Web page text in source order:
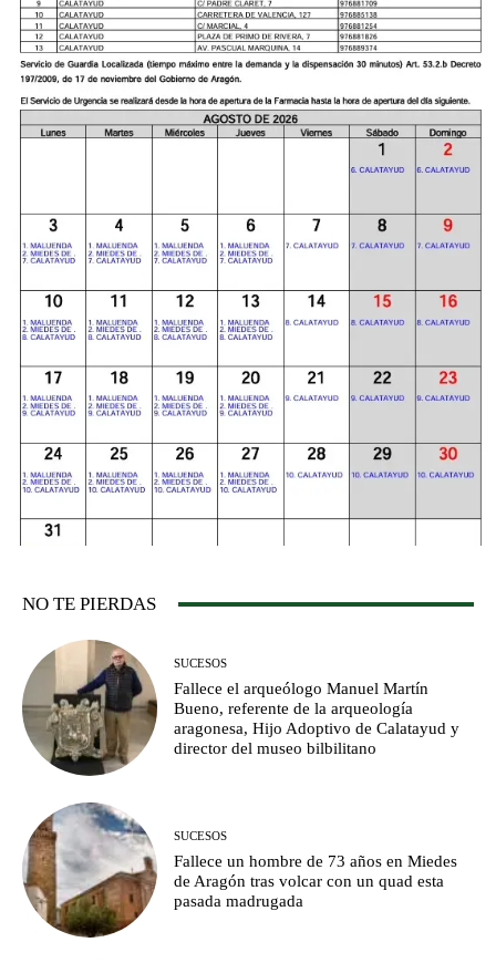
NO TE PIERDAS
SUCESOS
Fallece el arqueólogo Manuel Martín
Bueno, referente de la arqueología
aragonesa, Hijo Adoptivo de Calatayud y
director del museo bilbilitano
SUCESOS
Fallece un hombre de 73 años en Miedes
de Aragón tras volcar con un quad esta
pasada madrugada